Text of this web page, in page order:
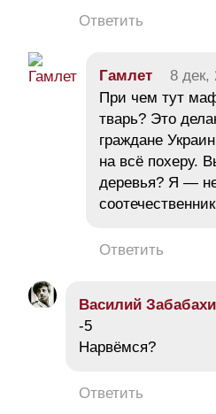
Ответить
Гамлет 8 дек,
При чем тут
тварь? Это
граждане
на всё похеру.
деревья? Я —
Ответить
Василий
-5
Нарвёмся?
Ответить